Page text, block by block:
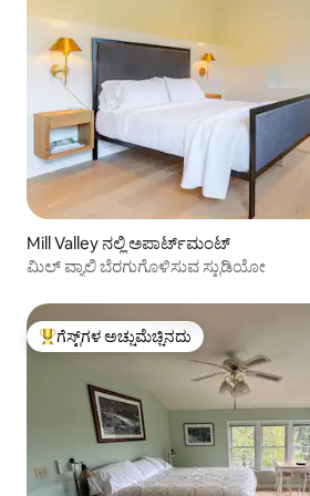
Mill Valley ನಲ್ಲಿ ಅಪಾರ್ಟ್‌ಮಂಟ್
ಮಿಲ್ ವ್ಯಾಲಿ ಬೆರಗುಗೊಳಿಸುವ ಸ್ಟುಡಿಯೋ
ಗೆಸ್ಟ್‌ಗಳಿಗೆ ಅತಿ ಹೆಚ್ಚು ಅಚ್ಚುಮೆಚ್ಚಿನದು
ಗೆಸ್ಟ್‌ಗಳ ಅಚ್ಚುಮೆಚ್ಚಿನದು